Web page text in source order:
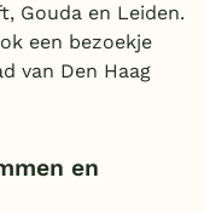
Gouda en Leiden.
een bezoekje
van Den Haag
en